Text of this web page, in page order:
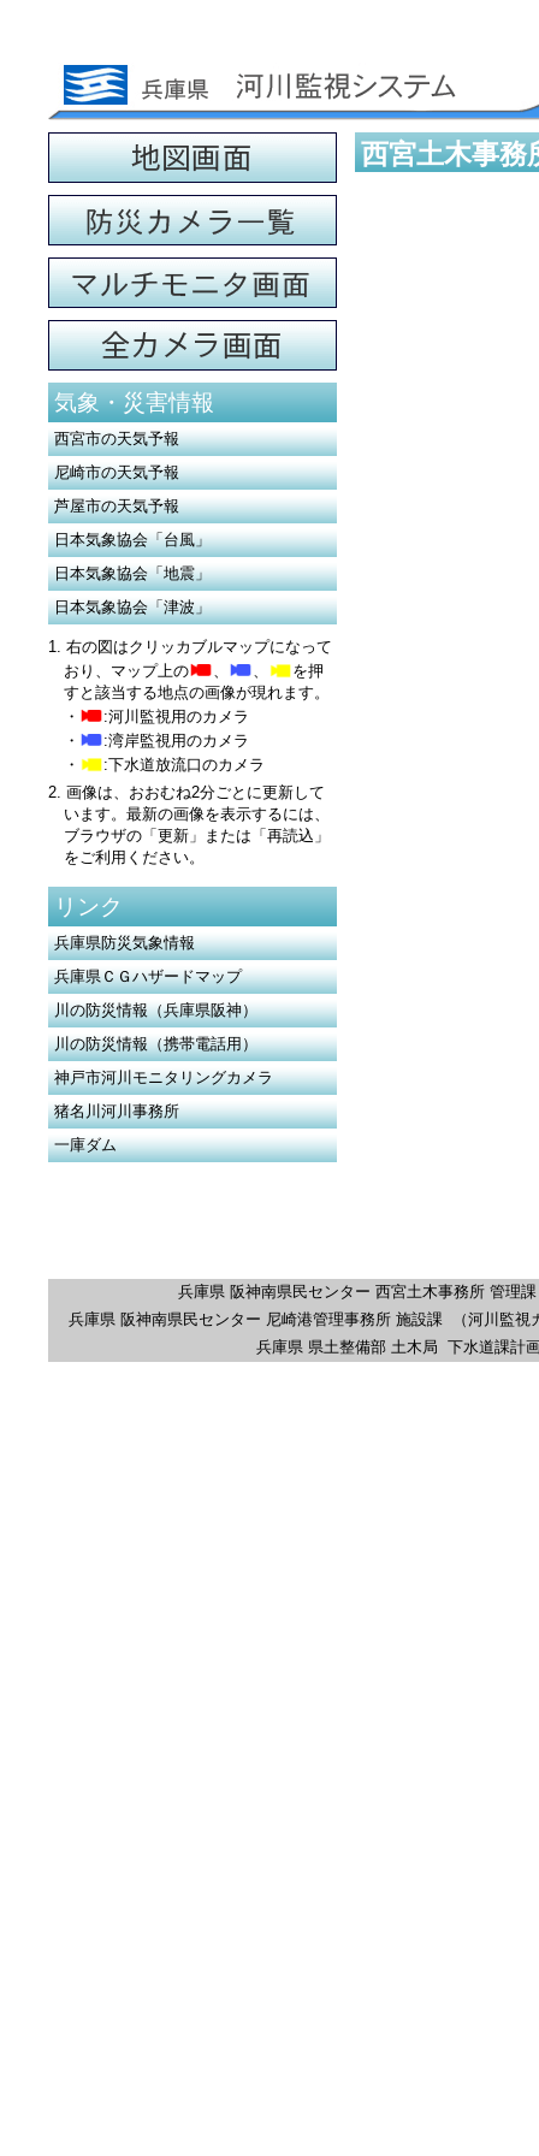
気象・災害情報
西宮市の天気予報
尼崎市の天気予報
芦屋市の天気予報
日本気象協会「台風」
日本気象協会「地震」
日本気象協会「津波」
1. 右の図はクリッカブルマップになって
おり、マップ上の
、 、
を押
すと該当する地点の画像が現れます。
・
:河川監視用のカメラ
・
:湾岸監視用のカメラ
・
:下水道放流口のカメラ
2. 画像は、おおむね2分ごとに更新して
います。最新の画像を表示するには、
ブラウザの「更新」または「再読込」
をご利用ください。
リンク
兵庫県防災気象情報
兵庫県ＣＧハザードマップ
川の防災情報（兵庫県阪神）
川の防災情報（携帯電話用）
神戸市河川モニタリングカメラ
猪名川河川事務所
一庫ダム
西宮土木事務
兵庫県 阪神南県民センター 西宮土木事務所 管理
兵庫県 阪神南県民センター 尼崎港管理事務所 施設課 （河川監視
兵庫県 県土整備部 土木局 下水道課計